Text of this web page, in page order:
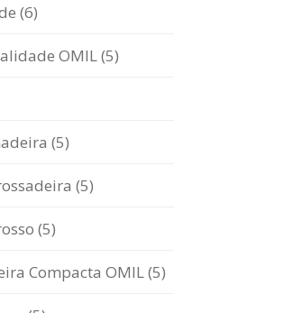
(6)
OMIL (5)
(5)
(5)
(5)
Compacta OMIL (5)